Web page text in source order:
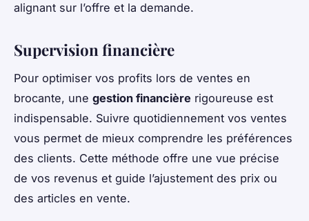
alignant sur l’offre et la demande.
Supervision financière
Pour optimiser vos profits lors de ventes en
brocante, une gestion financière rigoureuse est
indispensable. Suivre quotidiennement vos ventes
vous permet de mieux comprendre les préférences
des clients. Cette méthode offre une vue précise
de vos revenus et guide l’ajustement des prix ou
des articles en vente.